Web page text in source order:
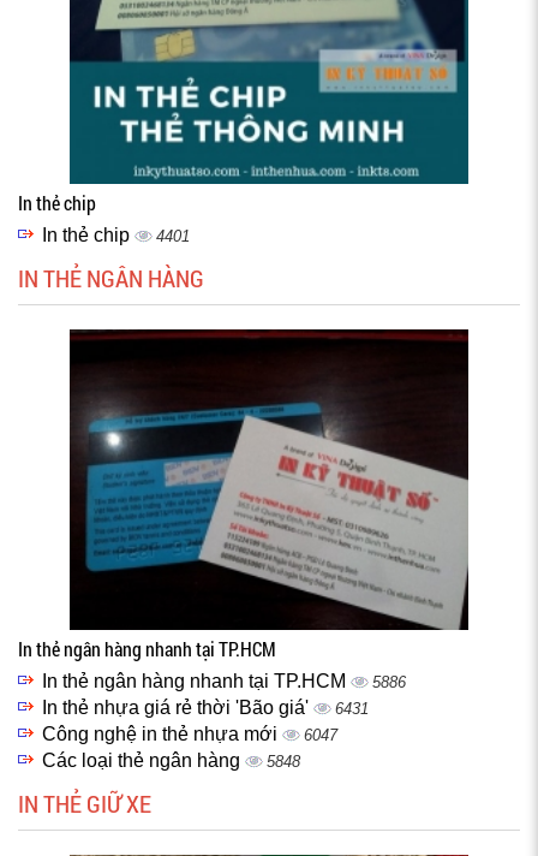
In thẻ chip
In thẻ chip 4401
IN THẺ NGÂN HÀNG
In thẻ ngân hàng nhanh tại TP.HCM
In thẻ ngân hàng nhanh tại TP.HCM 5886
In thẻ nhựa giá rẻ thời 'Bão giá' 6431
Công nghệ in thẻ nhựa mới 6047
Các loại thẻ ngân hàng 5848
IN THẺ GIỮ XE